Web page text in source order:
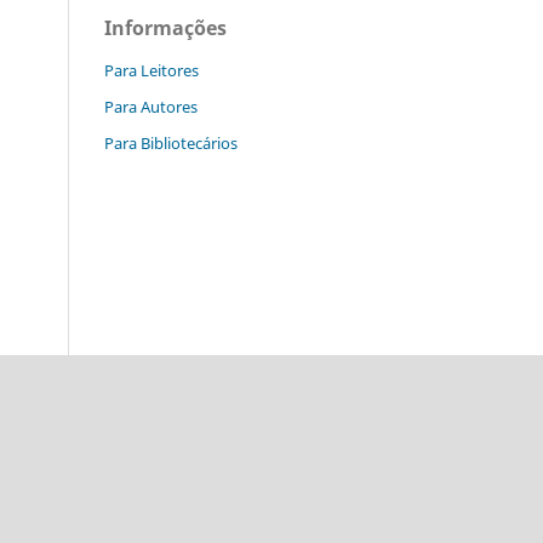
Informações
Para Leitores
Para Autores
Para Bibliotecários